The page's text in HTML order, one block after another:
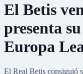
El Betis
presenta
Europa
El Real Betis consiguió